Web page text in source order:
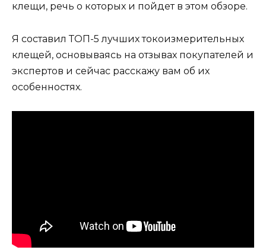
клещи, речь о которых и пойдет в этом обзоре.
Я составил ТОП-5 лучших токоизмерительных
клещей, основываясь на отзывах покупателей и
экспертов и сейчас расскажу вам об их
особенностях.